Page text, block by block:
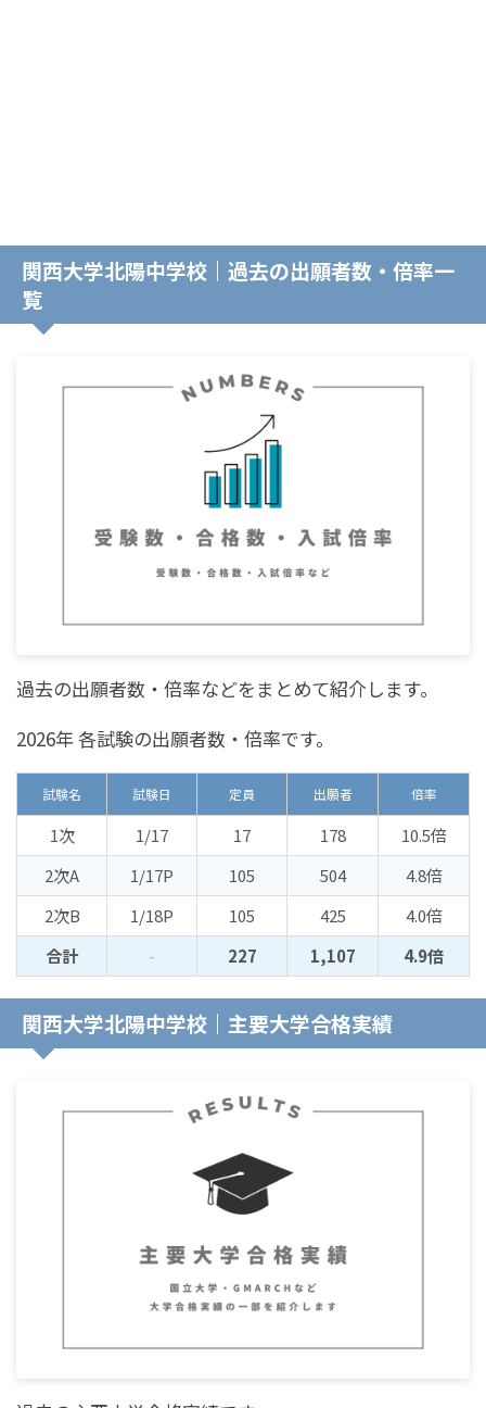
関西大学北陽中学校｜過去の出願者数・倍率一
覧
過去の出願者数・倍率などをまとめて紹介します。
2026年 各試験の出願者数・倍率です。
試験名 試験日 定員 出願者 倍率
1次 1/17 17 178
10.5倍
2次A
1/17P 105 504
4.8倍
2次B
1/18P 105 425
4.0倍
合計
- 227 1,107 4.9倍
関西大学北陽中学校｜主要大学合格実績